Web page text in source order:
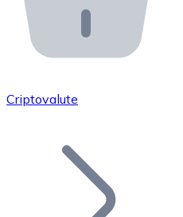
API Bitnovo
Integra la nostra API nel
Unisciti alla nostra rete
Aggiungi il token del
Criptovalute